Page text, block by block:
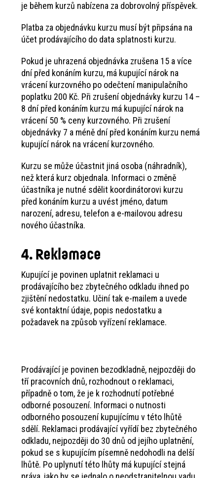
je během kurzů nabízena za dobrovolný příspěvek.
Platba za objednávku kurzu musí být připsána na
účet prodávajícího do data splatnosti kurzu.
Pokud je uhrazená objednávka zrušena 15 a více
dní před konáním kurzu, má kupující nárok na
vrácení kurzovného po odečtení manipulačního
poplatku 200 Kč. Při zrušení objednávky kurzu 14 –
8 dní před konáním kurzu má kupující nárok na
vrácení 50 % ceny kurzovného. Při zrušení
objednávky 7 a méně dní před konáním kurzu nemá
kupující nárok na vrácení kurzovného.
Kurzu se může účastnit jiná osoba (náhradník),
než která kurz objednala. Informaci o změně
účastníka je nutné sdělit koordinátorovi kurzu
před konáním kurzu a uvést jméno, datum
narození, adresu, telefon a e-mailovou adresu
nového účastníka.
4. Reklamace
Kupující je povinen uplatnit reklamaci u
prodávajícího bez zbytečného odkladu ihned po
zjištění nedostatku. Učiní tak e-mailem a uvede
své kontaktní údaje, popis nedostatku a
požadavek na způsob vyřízení reklamace.
Prodávající je povinen bezodkladně, nejpozději do
tří pracovních dnů, rozhodnout o reklamaci,
případně o tom, že je k rozhodnutí potřebné
odborné posouzení. Informaci o nutnosti
odborného posouzení kupujícímu v této lhůtě
sdělí. Reklamaci prodávající vyřídí bez zbytečného
odkladu, nejpozději do 30 dnů od jejího uplatnění,
pokud se s kupujícím písemně nedohodli na delší
lhůtě. Po uplynutí této lhůty má kupující stejná